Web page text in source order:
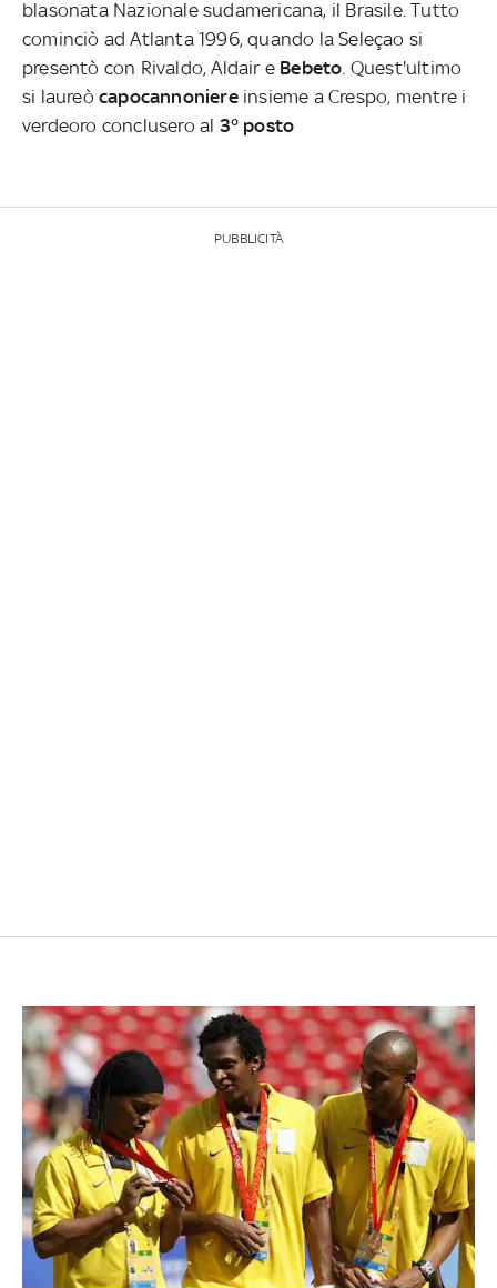
blasonata Nazionale sudamericana, il Brasile. Tutto
cominciò ad Atlanta 1996, quando la Seleçao si
presentò con Rivaldo, Aldair e Bebeto. Quest'ultimo
si laureò capocannoniere insieme a Crespo, mentre i
verdeoro conclusero al 3° posto
PUBBLICITÀ